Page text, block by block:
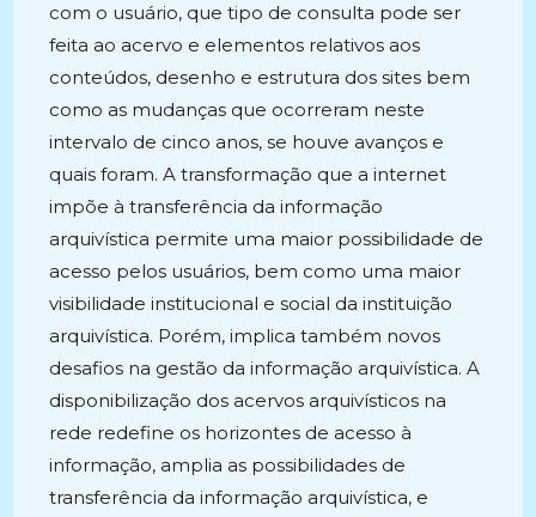
com o usuário, que tipo de consulta pode ser
feita ao acervo e elementos relativos aos
conteúdos, desenho e estrutura dos sites bem
como as mudanças que ocorreram neste
intervalo de cinco anos, se houve avanços e
quais foram. A transformação que a internet
impõe à transferência da informação
arquivística permite uma maior possibilidade de
acesso pelos usuários, bem como uma maior
visibilidade institucional e social da instituição
arquivística. Porém, implica também novos
desafios na gestão da informação arquivística. A
disponibilização dos acervos arquivísticos na
rede redefine os horizontes de acesso à
informação, amplia as possibilidades de
transferência da informação arquivística, e